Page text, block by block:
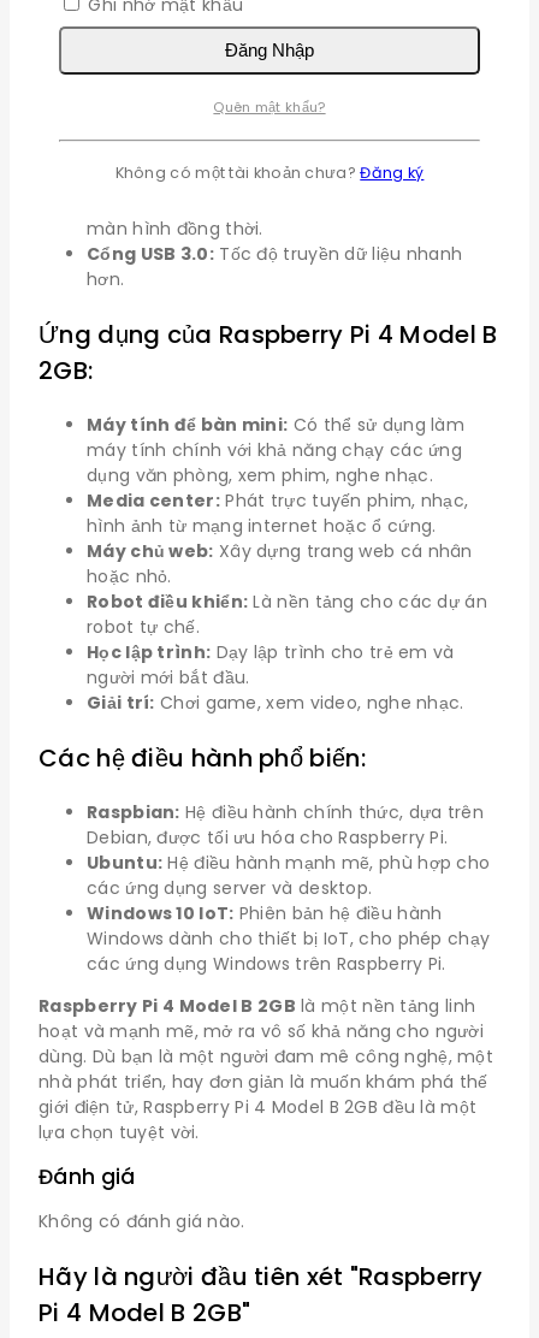
Pi 4 Model B 2GB có những cải tiến
Hiệu năng cao hơn:Bộ xử lý mạnh mẽ hơn,
tốc độ cao.
màn hình đồng thời.
Cổng USB 3.0:Tốc độ truyền dữ liệu nhanh
hơn.
Ứng dụng của Raspberry Pi 4 Model B
2GB:
Máy tính để bàn mini: Có thể sử dụng làm
máy tính chính với khả năng chạy các ứng
dụng văn phòng, xem phim, nghe nhạc.
Media center:Phát trực tuyến phim, nhạc,
hình ảnh từ mạng internet hoặc ổ cứng.
Máy chủ web: Xây dựng trang web cá nhân
hoặc nhỏ.
Robot điều khiển: Là nền tảng cho các dự án
robot tự chế.
Học lập trình: Dạy lập trình cho trẻ em và
người mới bắt đầu.
Giải trí: Chơi game, xem video, nghe nhạc.
Các hệ điều hành phổ biến:
Raspbian: Hệ điều hành chính thức, dựa trên
Debian, được tối ưu hóa cho Raspberry Pi.
Ubuntu: Hệ điều hành mạnh mẽ, phù hợp cho
các ứng dụng server và desktop.
Windows 10 IoT: Phiên bản hệ điều hành
Windows dành cho thiết bị IoT, cho phép chạy
các ứng dụng Windows trên Raspberry Pi.
Raspberry Pi 4 Model B 2GB là một nền tảng linh
hoạt và mạnh mẽ, mở ra vô số khả năng cho người
dùng. Dù bạn là một người đam mê công nghệ, một
nhà phát triển, hay đơn giản là muốn khám phá thế
giới điện tử, Raspberry Pi 4 Model B 2GB đều là một
lựa chọn tuyệt vời.
Đánh giá
Không có đánh giá nào.
Hãy là người đầu tiên xét "Raspberry
Pi 4 Model B 2GB"
Đăng Nhập
Quên mật khẩu?
Không có một tài khoản chưa?Đăng ký